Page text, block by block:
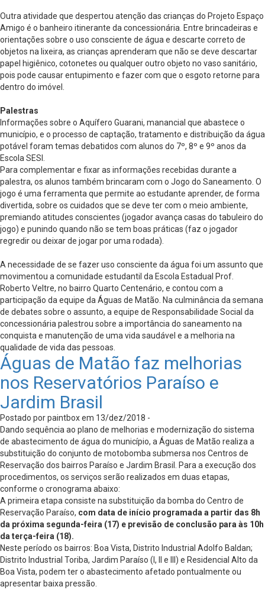
Outra atividade que despertou atenção das crianças do Projeto Espaço
Amigo é o banheiro itinerante da concessionária. Entre brincadeiras e
orientações sobre o uso consciente de água e descarte correto de
objetos na lixeira, as crianças aprenderam que não se deve descartar
papel higiênico, cotonetes ou qualquer outro objeto no vaso sanitário,
pois pode causar entupimento e fazer com que o esgoto retorne para
dentro do imóvel.
Palestras
Informações sobre o Aquífero Guarani, manancial que abastece o
município, e o processo de captação, tratamento e distribuição da água
potável foram temas debatidos com alunos do 7º, 8º e 9º anos da
Escola SESI.
Para complementar e fixar as informações recebidas durante a
palestra, os alunos também brincaram com o Jogo do Saneamento. O
jogo é uma ferramenta que permite ao estudante aprender, de forma
divertida, sobre os cuidados que se deve ter com o meio ambiente,
premiando atitudes conscientes (jogador avança casas do tabuleiro do
jogo) e punindo quando não se tem boas práticas (faz o jogador
regredir ou deixar de jogar por uma rodada).
A necessidade de se fazer uso consciente da água foi um assunto que
movimentou a comunidade estudantil da Escola Estadual Prof.
Roberto Veltre, no bairro Quarto Centenário, e contou com a
participação da equipe da Águas de Matão. Na culminância da semana
de debates sobre o assunto, a equipe de Responsabilidade Social da
concessionária palestrou sobre a importância do saneamento na
conquista e manutenção de uma vida saudável e a melhoria na
qualidade de vida das pessoas.
Águas de Matão faz melhorias
nos Reservatórios Paraíso e
Jardim Brasil
Postado por paintbox em 13/dez/2018 -
Dando sequência ao plano de melhorias e modernização do sistema
de abastecimento de água do município, a Águas de Matão realiza a
substituição do conjunto de motobomba submersa nos Centros de
Reservação dos bairros Paraíso e Jardim Brasil. Para a execução dos
procedimentos, os serviços serão realizados em duas etapas,
conforme o cronograma abaixo:
A primeira etapa consiste na substituição da bomba do Centro de
Reservação Paraíso, com data de início programada a partir das 8h
da próxima segunda-feira (17) e previsão de conclusão para às 10h
da terça-feira (18).
Neste período os bairros: Boa Vista, Distrito Industrial Adolfo Baldan;
Distrito Industrial Toriba, Jardim Paraíso (I, II e III) e Residencial Alto da
Boa Vista, podem ter o abastecimento afetado pontualmente ou
apresentar baixa pressão.